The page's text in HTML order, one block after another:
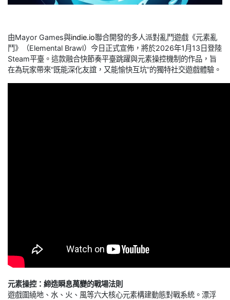
由Mayor Games與indie.io聯合開發的多人派對亂鬥遊戲《元素亂
鬥》（Elemental Brawl）今日正式宣佈，將於2026年1月13日登陸
Steam平臺。這款融合快節奏平臺跳躍與元素操控機制的作品，旨
在為玩家帶來“既能深化友誼，又能愉快互坑”的獨特社交遊戲體驗。
元素操控：締造瞬息萬變的戰場法則
遊戲圍繞地、水、火、風等六大核心元素構建動態對戰系統。漂浮